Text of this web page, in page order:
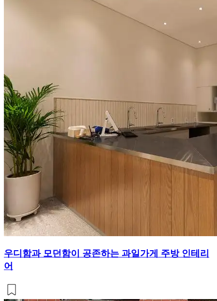
우디함과 모던함이 공존하는 과일가게 주방 인테리
어